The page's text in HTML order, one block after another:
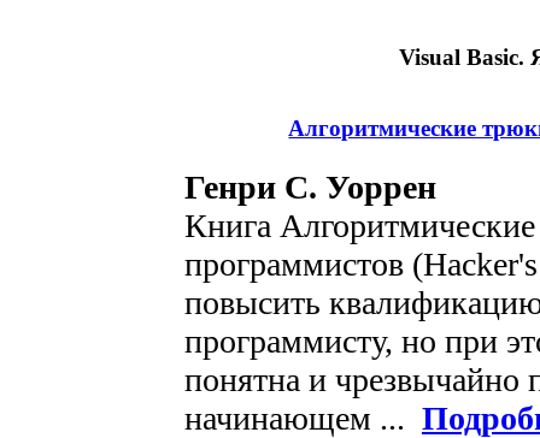
Visual Basic.
Алгоритмические
Генри С. Уоррен
Книга
программистов
повысить
программисту, но при
понятна и чрезвычайно
начинающем ...